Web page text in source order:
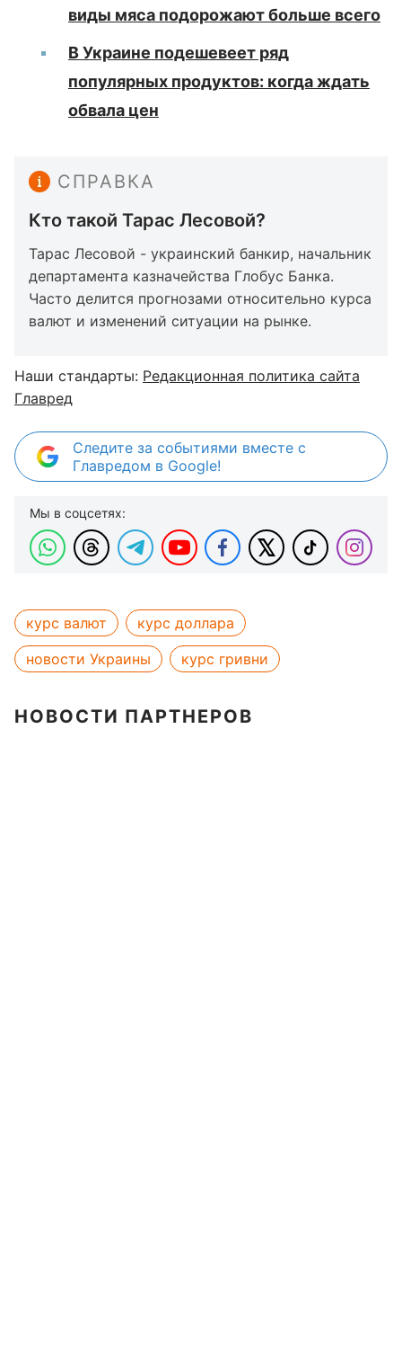
виды мяса подорожают больше всего
В Украине подешевеет ряд
популярных продуктов: когда ждать
обвала цен
СПРАВКА
Кто такой Тарас Лесовой?
Тарас Лесовой - украинский банкир, начальник
департамента казначейства Глобус Банка.
Часто делится прогнозами относительно курса
валют и изменений ситуации на рынке.
Наши стандарты: Редакционная политика сайта
Главред
Следите за событиями вместе с
Главредом в Google!
Мы в соцсетях:
курс валют
курс доллара
новости Украины
курс гривни
НОВОСТИ ПАРТНЕРОВ